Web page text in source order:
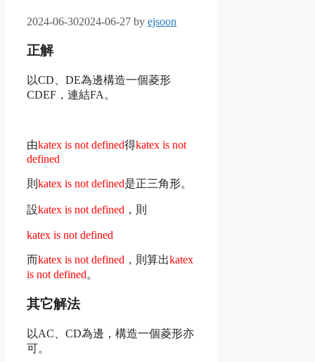
2024-06-302024-06-27 by ejsoon
正解
以CD、DE為邊構造一個菱形
CDEF，連結FA。
由katex is not defined得katex is not
defined
則 katex is not defined是正三角形。
設katex is not defined ，則
katex is not defined
而katex is not defined ，則算出katex
is not defined。
其它解法
以AC、CD為邊，構造一個菱形亦
可。